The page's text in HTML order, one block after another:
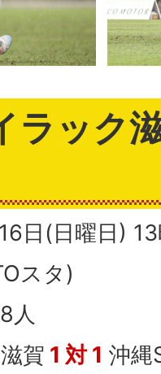
ラック
日(日曜日)
スタ)
人
賀 1 対 1 沖縄